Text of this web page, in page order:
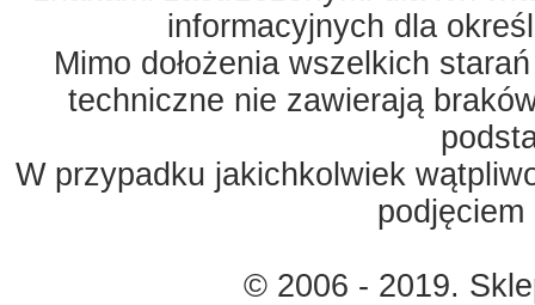
informacyjnych dla
Mimo dołożenia wszelkich
techniczne nie zawierają
W przypadku jakichkolwiek
© 2006 - 2019.